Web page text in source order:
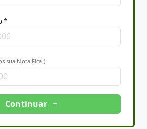
*
sua Nota Fical)
Continuar